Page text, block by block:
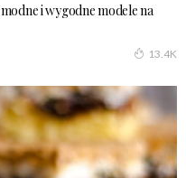
i wygodne modele na
13.4K